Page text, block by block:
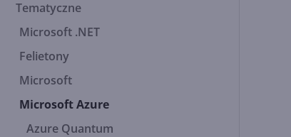
Tematyczne
Microsoft .NET
Felietony
Microsoft
Microsoft Azure
Azure Quantum